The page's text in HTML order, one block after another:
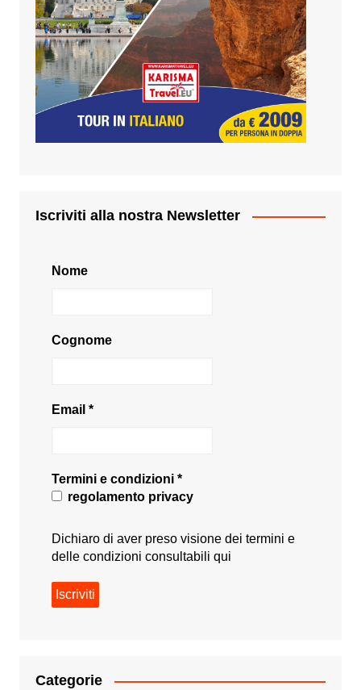
Iscriviti alla nostra Newsletter
Nome
Cognome
Email *
Termini e condizioni *
regolamento privacy
Dichiaro di aver preso visione dei termini e
delle condizioni consultabili qui
Categorie